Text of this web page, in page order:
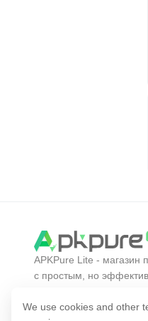
We use cookies and other
APKPure Lite - магазин
с простым, но
быстрее и безопаснее.